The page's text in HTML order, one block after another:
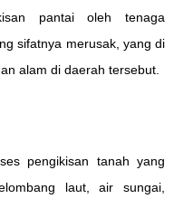
pantai oleh tenaga
sifatnya merusak, yang di
alam di daerah tersebut.
pengikisan tanah yang
laut, air sungai,